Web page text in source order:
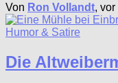
Von Ron Vollandt, vor
Humor & Satire
Die